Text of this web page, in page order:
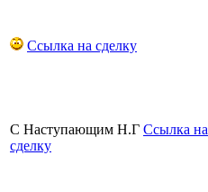
Ссылка на сделку
С Наступающим Н.Г Ссылка на
сделку